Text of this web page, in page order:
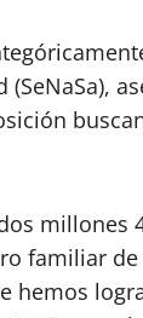
millones
familiar
hemos